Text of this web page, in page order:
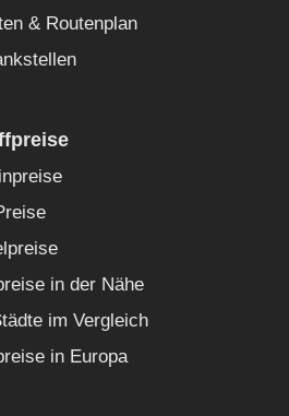
& Routenplan
in der Nähe
im Vergleich
in Europa